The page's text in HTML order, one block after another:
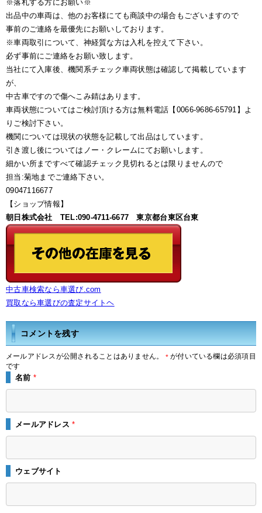
※落札する方にお願い※
出品中の車両は、他のお客様にても商談中の場合もございますので
事前のご連絡を最優先にお願いしております。
※車両取引について、神経質な方は入札を控えて下さい。
必ず事前にご連絡をお願い致します。
当社にて入庫後、機関系チェック車両状態は確認して掲載しています
が、
中古車ですので傷へこみ錆はあります。
車両状態についてはご検討頂ける方は無料電話【0066-9686-65791】よ
りご検討下さい。
機関については現状の状態を記載して出品はしています。
引き渡し後についてはノー・クレームにてお願いします。
細かい所まですべて確認チェック見切れるとは限りませんので
担当:菊地までご連絡下さい。
09047116677
【ショップ情報】
朝日株式会社 TEL:090-4711-6677 東京都台東区台東
中古車検索なら車選び.com
買取なら車選びの査定サイトヘ
コメントを残す
メールアドレスが公開されることはありません。 *が付いている欄は必須項目
です
名前 *
メールアドレス*
ウェブサイト